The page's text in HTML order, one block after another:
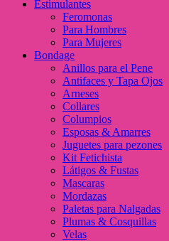
Estimulantes
Feromonas
Para Hombres
Para Mujeres
Bondage
Anillos para el Pene
Antifaces y Tapa Ojos
Arneses
Collares
Columpios
Esposas & Amarres
Juguetes para pezones
Kit Fetichista
Látigos & Fustas
Mascaras
Mordazas
Paletas para Nalgadas
Plumas & Cosquillas
Velas